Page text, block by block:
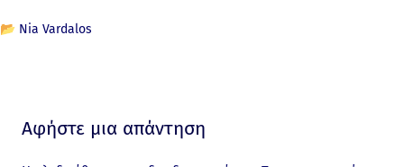
📂 Nia Vardalos
Αφήστε μια απάντηση